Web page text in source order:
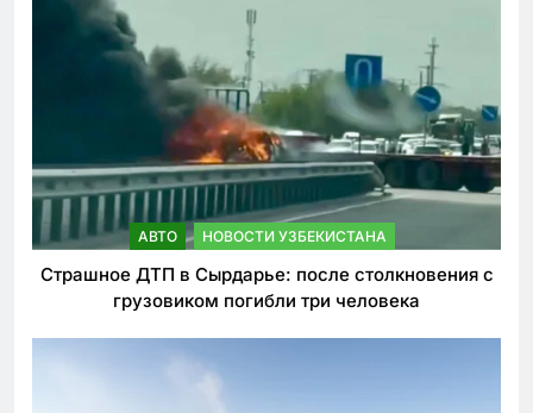
АВТО НОВОСТИ УЗБЕКИСТАНА
Страшное ДТП в Сырдарье: после столкновения с
грузовиком погибли три человека